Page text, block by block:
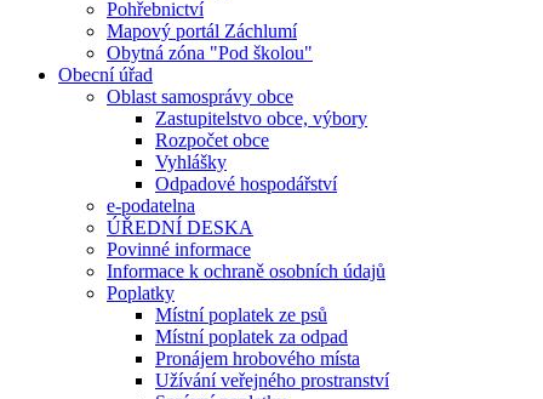
Pohřebnictví
Mapový portál Záchlumí
Obytná zóna "Pod školou"
Obecní úřad
Oblast samosprávy obce
Zastupitelstvo obce, výbory
Rozpočet obce
Vyhlášky
Odpadové hospodářství
e-podatelna
ÚŘEDNÍ DESKA
Povinné informace
Informace k ochraně osobních údajů
Poplatky
Místní poplatek ze psů
Místní poplatek za odpad
Pronájem hrobového místa
Užívání veřejného prostranství